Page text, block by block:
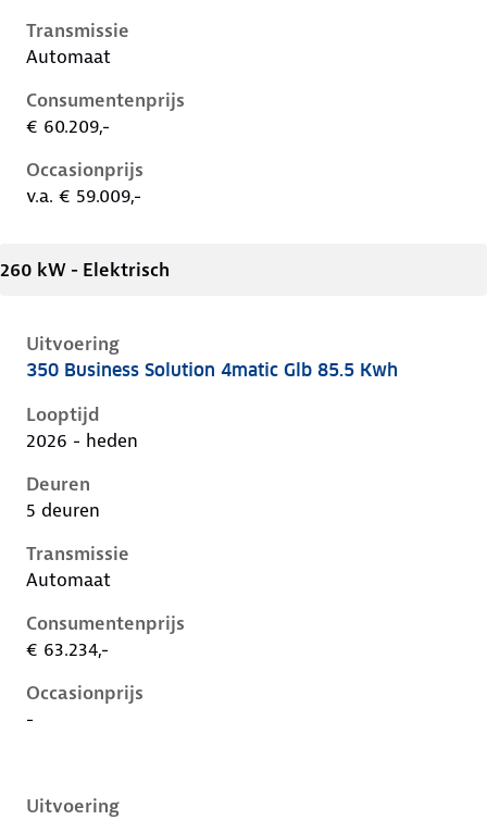
Transmissie
Automaat
Consumentenprijs
€ 60.209,-
Occasionprijs
v.a. € 59.009,-
260 kW - Elektrisch
Uitvoering
Mercedes Glb-Klasse ii-x248, glb 85.5 kwh, 260 kW,
350 Business Solution 4matic Glb 85.5 Kwh
Looptijd
2026 - heden
Deuren
5 deuren
Transmissie
Automaat
Consumentenprijs
€ 63.234,-
Occasionprijs
-
Uitvoering